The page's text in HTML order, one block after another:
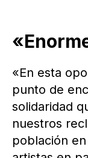
«En esta
punto de
solidaridad
nuestros
población